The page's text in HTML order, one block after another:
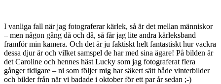
I vanliga fall när jag fotograferar kärlek, så är det mellan människor
– men någon gång då och då, så får jag lite andra kärleksband
framför min kamera. Och det är ju faktiskt helt fantastiskt hur vackra
dessa djur är och vilket samspel de har med sina ägare! På bilden är
det Caroline och hennes häst Lucky som jag fotograferat flera
gånger tidigare – ni som följer mig har säkert sätt både vinterbilder
och bilder från när vi badade i oktober för ett par år sedan ;-)